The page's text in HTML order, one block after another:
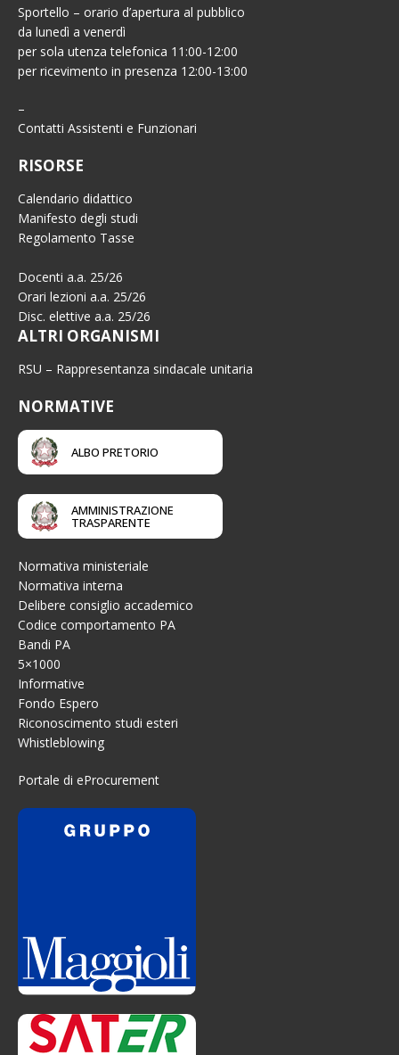
Sportello – orario d’apertura al pubblico
da lunedì a venerdì
per sola utenza telefonica 11:00-12:00
per ricevimento in presenza 12:00-13:00
–
Contatti Assistenti e Funzionari
RISORSE
Calendario didattico
Manifesto degli studi
Regolamento Tasse
Docenti a.a. 25/26
Orari lezioni a.a. 25/26
Disc. elettive a.a. 25/26
ALTRI ORGANISMI
RSU – Rappresentanza sindacale unitaria
NORMATIVE
ALBO PRETORIO
AMMINISTRAZIONE
TRASPARENTE
Normativa ministeriale
Normativa interna
Delibere consiglio accademico
Codice comportamento PA
Bandi PA
5×1000
Informative
Fondo Espero
Riconoscimento studi esteri
Whistleblowing
Portale di eProcurement